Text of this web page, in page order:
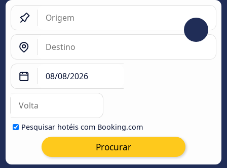
Pesquisar hotéis com Booking.com
Procurar